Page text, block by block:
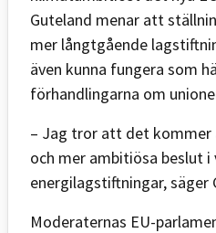
Guteland menar att
mer långtgående
även kunna fungera som
förhandlingarna om
– Jag tror att det
och mer ambitiösa beslut
energilagstiftningar, säger
Moderaternas EU-